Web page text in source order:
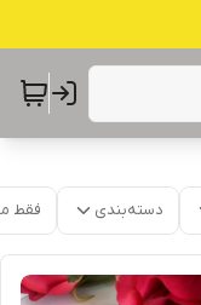
دسته‌بندی فقط